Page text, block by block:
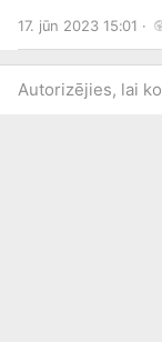
tagad atpaliek
17. jūn 2023 15:01 ·
Autorizējies, lai